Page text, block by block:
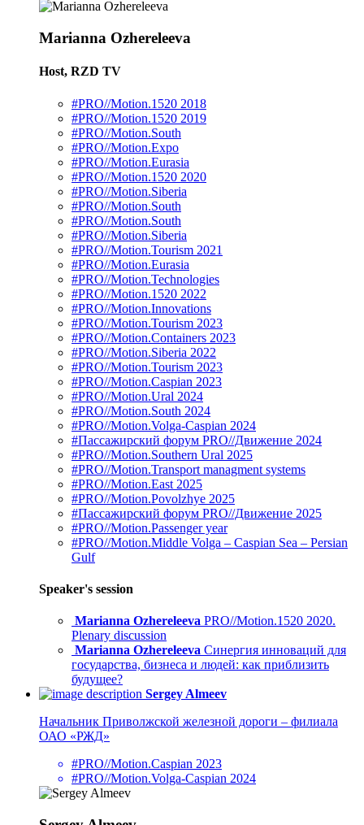
Marianna Ozhereleeva
Host, RZD TV
#PRO//Motion.1520 2018
#PRO//Motion.1520 2019
#PRO//Motion.South
#PRO//Motion.Expo
#PRO//Motion.Eurasia
#PRO//Motion.1520 2020
#PRO//Motion.Siberia
#PRO//Motion.South
#PRO//Motion.South
#PRO//Motion.Siberia
#PRO//Motion.Tourism 2021
#PRO//Motion.Eurasia
#PRO//Motion.Technologies
#PRO//Motion.1520 2022
#PRO//Motion.Innovations
#PRO//Motion.Tourism 2023
#PRO//Motion.Containers 2023
#PRO//Motion.Siberia 2022
#PRO//Motion.Tourism 2023
#PRO//Motion.Caspian 2023
#PRO//Motion.Ural 2024
#PRO//Motion.South 2024
#PRO//Motion.Volga-Caspian 2024
#Пассажирский форум PRO//Движение 2024
#PRO//Motion.Southern Ural 2025
#PRO//Motion.Transport managment systems
#PRO//Motion.East 2025
#PRO//Motion.Povolzhye 2025
#Пассажирский форум PRO//Движение 2025
#PRO//Motion.Passenger year
#PRO//Motion.Middle Volga – Caspian Sea – Persian
Gulf
Speaker's session
Marianna Ozhereleeva PRO//Motion.1520 2020.
Plenary discussion
Marianna Ozhereleeva Синергия инноваций для
государства, бизнеса и людей: как приблизить
будущее?
Sergey Almeev
Начальник Приволжской железной дороги – филиала
ОАО «РЖД»
#PRO//Motion.Caspian 2023
#PRO//Motion.Volga-Caspian 2024